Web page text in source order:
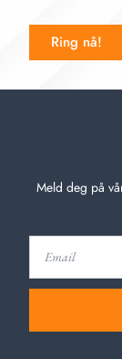
Ring nå!
Meld deg på